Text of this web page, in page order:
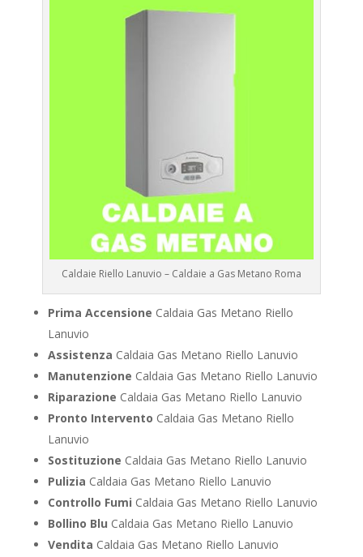
Caldaie Riello Lanuvio – Caldaie a Gas Metano Roma
Prima Accensione Caldaia Gas Metano Riello
Lanuvio
Assistenza Caldaia Gas Metano Riello Lanuvio
Manutenzione Caldaia Gas Metano Riello Lanuvio
Riparazione Caldaia Gas Metano Riello Lanuvio
Pronto Intervento Caldaia Gas Metano Riello
Lanuvio
Sostituzione Caldaia Gas Metano Riello Lanuvio
Pulizia Caldaia Gas Metano Riello Lanuvio
Controllo Fumi Caldaia Gas Metano Riello Lanuvio
Bollino Blu Caldaia Gas Metano Riello Lanuvio
Vendita Caldaia Gas Metano Riello Lanuvio